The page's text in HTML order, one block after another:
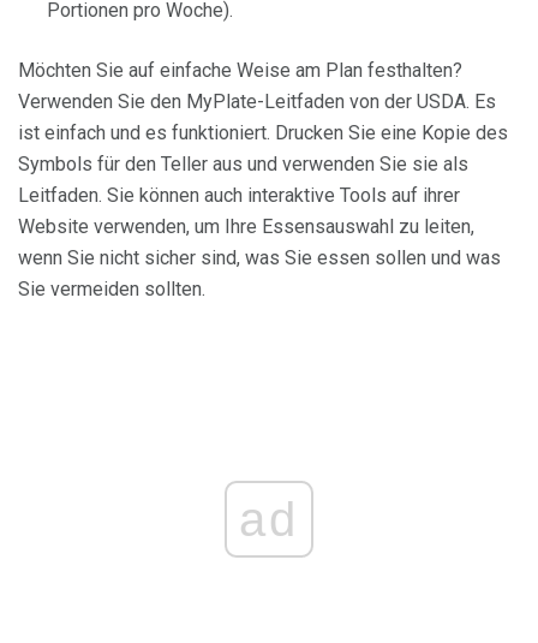
Portionen pro Woche).
Möchten Sie auf einfache Weise am Plan festhalten?
Verwenden Sie den MyPlate-Leitfaden von der USDA. Es
ist einfach und es funktioniert. Drucken Sie eine Kopie des
Symbols für den Teller aus und verwenden Sie sie als
Leitfaden. Sie können auch interaktive Tools auf ihrer
Website verwenden, um Ihre Essensauswahl zu leiten,
wenn Sie nicht sicher sind, was Sie essen sollen und was
Sie vermeiden sollten.
ad